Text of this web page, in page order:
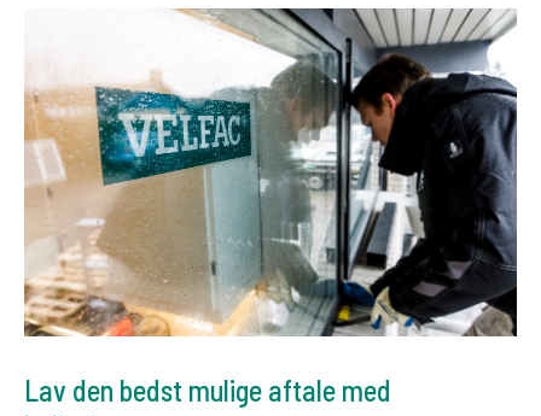
Lav den bedst mulige aftale med